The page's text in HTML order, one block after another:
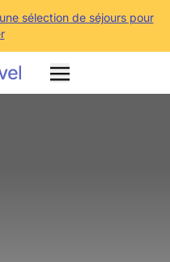
sélection de séjours pour